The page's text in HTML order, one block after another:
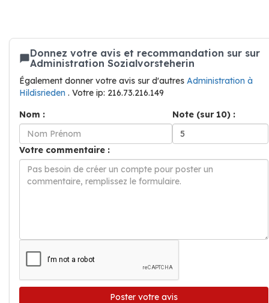
Donnez votre avis et recommandation sur sur
Administration Sozialvorsteherin
Également donner votre avis sur d'autres Administration à
Hildisrieden . Votre ip: 216.73.216.149
Nom :
Note (sur 10) :
Votre commentaire :
Poster votre avis